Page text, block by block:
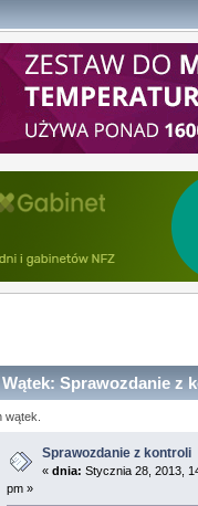
Wątek: Sprawozdanie z
Sprawozdanie z kontroli
« dnia: Stycznia 28, 2013,
pm »